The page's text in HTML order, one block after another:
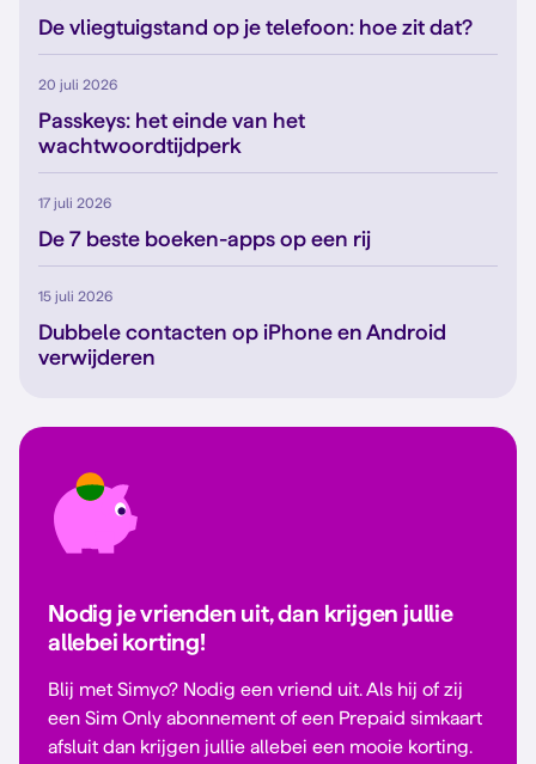
De vliegtuigstand op je telefoon: hoe zit dat?
20 juli 2026
Passkeys: het einde van het
wachtwoordtijdperk
17 juli 2026
De 7 beste boeken-apps op een rij
15 juli 2026
Dubbele contacten op iPhone en Android
verwijderen
Nodig je vrienden uit, dan krijgen jullie
allebei korting!
Blij met Simyo? Nodig een vriend uit. Als hij of zij
een Sim Only abonnement of een Prepaid simkaart
afsluit dan krijgen jullie allebei een mooie korting.